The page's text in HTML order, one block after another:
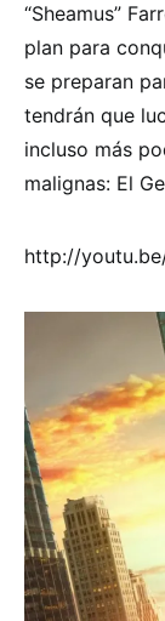
“Sheamus”
plan para
se preparan
tendrán que
incluso más
malignas: El
http://